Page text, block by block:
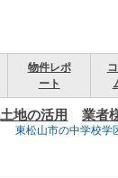
東松山市の中学校
物件レポ
ート
土地の活用 業者